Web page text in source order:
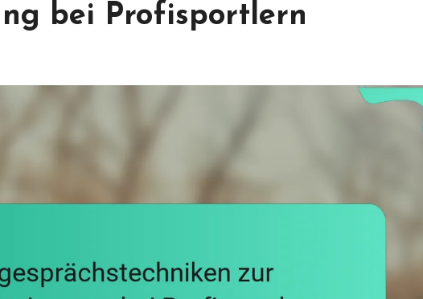
bei Profisportlern